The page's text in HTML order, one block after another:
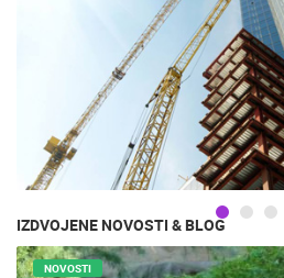
IZDVOJENE NOVOSTI & BLOG
NOVOSTI